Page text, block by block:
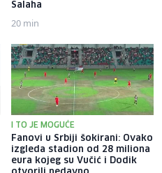
Salaha
20 min
I TO JE MOGUĆE
Fanovi u Srbiji šokirani: Ovako
izgleda stadion od 28 miliona
eura kojeg su Vučić i Dodik